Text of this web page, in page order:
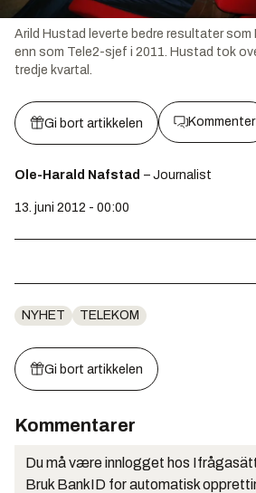
Arild Hustad leverte bedre resultater
enn som Tele2-sjef i 2011. Hustad tok
tredje kvartal.
Gi bort artikkelen Kommenter
Ole-Harald Nafstad – Journalist
13. juni 2012 - 00:00
NYHET TELEKOM
Gi bort artikkelen
Kommentarer
Du må være innlogget hos
Bruk BankID for automatisk